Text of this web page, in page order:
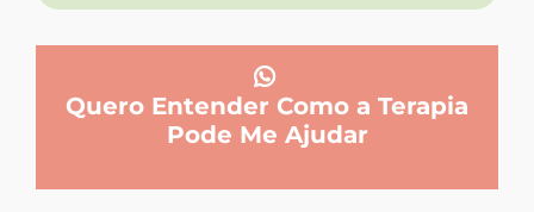
Quero Entender Como a Terapia
Pode Me Ajudar